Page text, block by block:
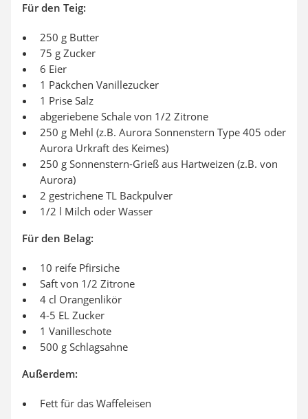
Für den Teig:
250 g Butter
75 g Zucker
6 Eier
1 Päckchen Vanillezucker
1 Prise Salz
abgeriebene Schale von 1/2 Zitrone
250 g Mehl (z.B. Aurora Sonnenstern Type 405 oder
Aurora Urkraft des Keimes)
250 g Sonnenstern-Grieß aus Hartweizen (z.B. von
Aurora)
2 gestrichene TL Backpulver
1/2 l Milch oder Wasser
Für den Belag:
10 reife Pfirsiche
Saft von 1/2 Zitrone
4 cl Orangenlikör
4-5 EL Zucker
1 Vanilleschote
500 g Schlagsahne
Außerdem:
Fett für das Waffeleisen